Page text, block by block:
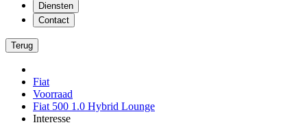
Diensten
Contact
Terug
Fiat
Voorraad
Fiat 500 1.0 Hybrid Lounge
Interesse